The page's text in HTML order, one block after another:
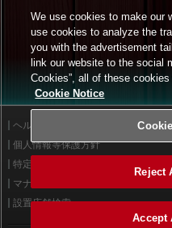
ヘルプ
個人情報等保護方針
特定商取引法に基づく表示
マナー＆ルール
設置店舗検索
We use cookies to make our
use cookies to analyze the
you with the advertisement
link our website to the social
Cookies”, all of these
Cookie Notice
Reject
Accept